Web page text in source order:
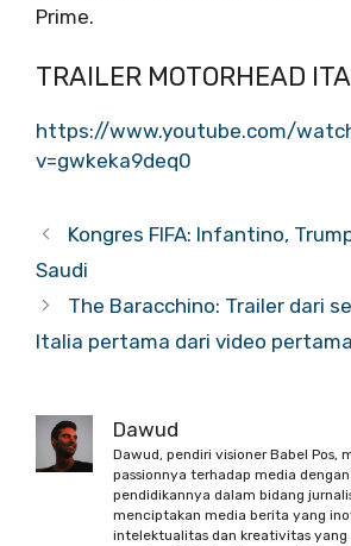
Prime.
TRAILER MOTORHEAD
https://www.youtube.com/
v=gwkeka9deq0
Kongres FIFA: Infantino,
Saudi
The Baracchino: Trailer dari
Italia pertama dari video pertama
Dawud
Dawud, pendiri visioner Babel Pos,
passionnya terhadap media
pendidikannya dalam bidang
menciptakan media berita yang
intelektualitas dan kreativitas